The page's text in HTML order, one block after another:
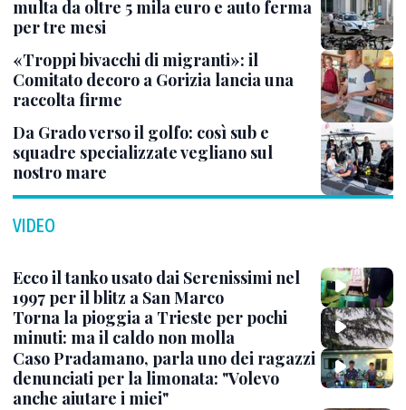
multa da oltre 5 mila euro e auto ferma
per tre mesi
«Troppi bivacchi di migranti»: il
Comitato decoro a Gorizia lancia una
raccolta firme
Da Grado verso il golfo: così sub e
squadre specializzate vegliano sul
nostro mare
VIDEO
Ecco il tanko usato dai Serenissimi nel
1997 per il blitz a San Marco
Torna la pioggia a Trieste per pochi
minuti: ma il caldo non molla
Caso Pradamano, parla uno dei ragazzi
denunciati per la limonata: "Volevo
anche aiutare i miei"